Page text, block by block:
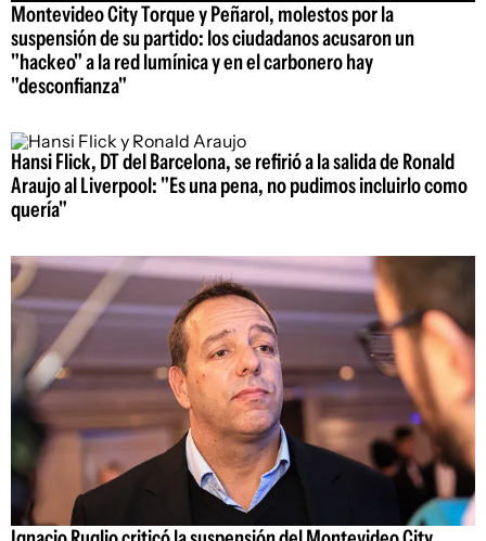
Montevideo City Torque y Peñarol, molestos por la
suspensión de su partido: los ciudadanos acusaron un
"hackeo" a la red lumínica y en el carbonero hay
"desconfianza"
Hansi Flick, DT del Barcelona, se refirió a la salida de Ronald
Araujo al Liverpool: "Es una pena, no pudimos incluirlo como
quería"